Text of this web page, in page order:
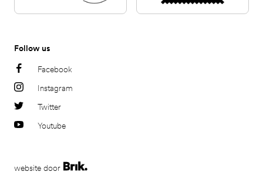
Follow us
Facebook
Instagram
Twitter
Youtube
website door